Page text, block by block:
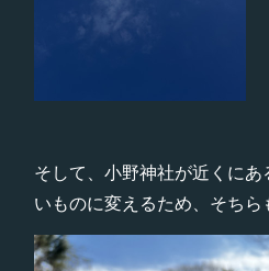
そして、小野神社が近くに
いものに変えるため、そちら